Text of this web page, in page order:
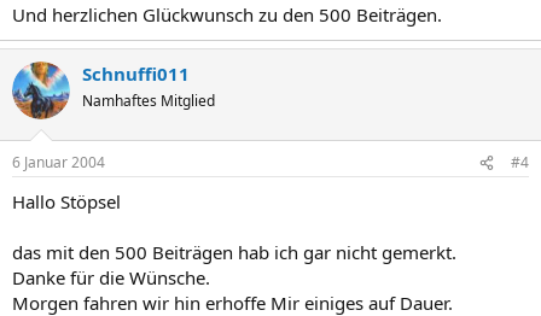
Und herzlichen Glückwunsch zu den 500 Beiträgen.
Schnuffi011
Namhaftes Mitglied
6 Januar 2004 #4
Hallo Stöpsel
das mit den 500 Beiträgen hab ich gar nicht gemerkt.
Danke für die Wünsche.
Morgen fahren wir hin erhoffe Mir einiges auf Dauer.